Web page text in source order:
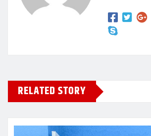
RELATED STORY